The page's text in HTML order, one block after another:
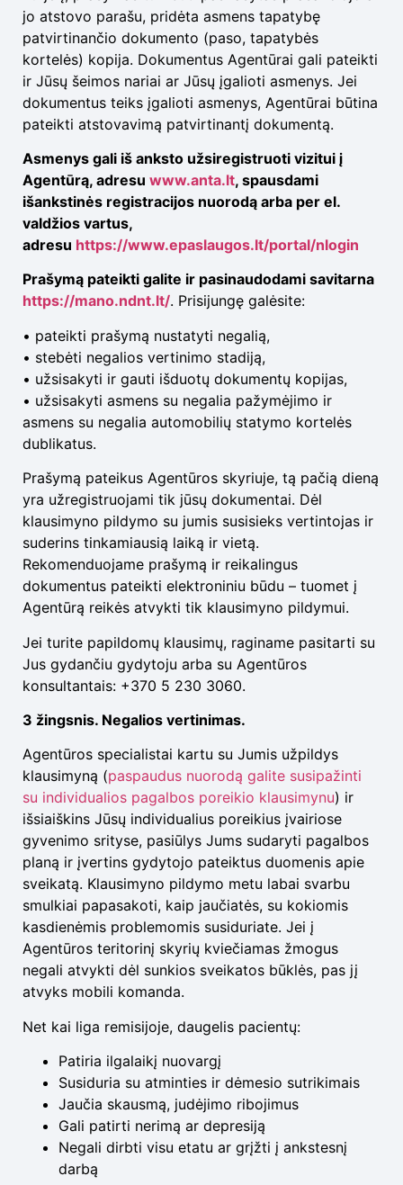
jo atstovo parašu, pridėta asmens tapatybę
patvirtinančio dokumento (paso, tapatybės
kortelės) kopija. Dokumentus Agentūrai gali pateikti
ir Jūsų šeimos nariai ar Jūsų įgalioti asmenys. Jei
dokumentus teiks įgalioti asmenys, Agentūrai būtina
pateikti atstovavimą patvirtinantį dokumentą.
Asmenys gali iš anksto užsiregistruoti vizitui į
Agentūrą, adresu www.anta.lt, spausdami
išankstinės registracijos nuorodą arba per el.
valdžios vartus,
adresu https://www.epaslaugos.lt/portal/nlogin
Prašymą pateikti galite ir pasinaudodami savitarna
https://mano.ndnt.lt/. Prisijungę galėsite:
• pateikti prašymą nustatyti negalią,
• stebėti negalios vertinimo stadiją,
• užsisakyti ir gauti išduotų dokumentų kopijas,
• užsisakyti asmens su negalia pažymėjimo ir
asmens su negalia automobilių statymo kortelės
dublikatus.
Prašymą pateikus Agentūros skyriuje, tą pačią dieną
yra užregistruojami tik jūsų dokumentai. Dėl
klausimyno pildymo su jumis susisieks vertintojas ir
suderins tinkamiausią laiką ir vietą.
Rekomenduojame prašymą ir reikalingus
dokumentus pateikti elektroniniu būdu – tuomet į
Agentūrą reikės atvykti tik klausimyno pildymui.
Jei turite papildomų klausimų, raginame pasitarti su
Jus gydančiu gydytoju arba su Agentūros
konsultantais: +370 5 230 3060.
3 žingsnis. Negalios vertinimas.
Agentūros specialistai kartu su Jumis užpildys
klausimyną (paspaudus nuorodą galite susipažinti
su individualios pagalbos poreikio klausimynu) ir
išsiaiškins Jūsų individualius poreikius įvairiose
gyvenimo srityse, pasiūlys Jums sudaryti pagalbos
planą ir įvertins gydytojo pateiktus duomenis apie
sveikatą. Klausimyno pildymo metu labai svarbu
smulkiai papasakoti, kaip jaučiatės, su kokiomis
kasdienėmis problemomis susiduriate. Jei į
Agentūros teritorinį skyrių kviečiamas žmogus
negali atvykti dėl sunkios sveikatos būklės, pas jį
atvyks mobili komanda.
Net kai liga remisijoje, daugelis pacientų:
Patiria ilgalaikį nuovargį
Susiduria su atminties ir dėmesio sutrikimais
Jaučia skausmą, judėjimo ribojimus
Gali patirti nerimą ar depresiją
Negali dirbti visu etatu ar grįžti į ankstesnį
darbą